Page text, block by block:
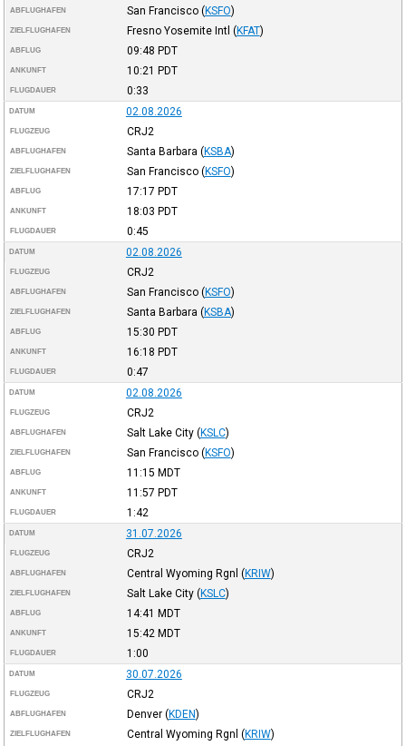
ABFLUGHAFEN San Francisco (KSFO)
ZIELFLUGHAFEN Fresno Yosemite Intl (KFAT)
ABFLUG 09:48 PDT
ANKUNFT 10:21 PDT
FLUGDAUER 0:33
DATUM 02.08.2026
FLUGZEUG CRJ2
ABFLUGHAFEN Santa Barbara (KSBA)
ZIELFLUGHAFEN San Francisco (KSFO)
ABFLUG 17:17 PDT
ANKUNFT 18:03 PDT
FLUGDAUER 0:45
DATUM 02.08.2026
FLUGZEUG CRJ2
ABFLUGHAFEN San Francisco (KSFO)
ZIELFLUGHAFEN Santa Barbara (KSBA)
ABFLUG 15:30 PDT
ANKUNFT 16:18 PDT
FLUGDAUER 0:47
DATUM 02.08.2026
FLUGZEUG CRJ2
ABFLUGHAFEN Salt Lake City (KSLC)
ZIELFLUGHAFEN San Francisco (KSFO)
ABFLUG 11:15 MDT
ANKUNFT 11:57 PDT
FLUGDAUER 1:42
DATUM 31.07.2026
FLUGZEUG CRJ2
ABFLUGHAFEN Central Wyoming Rgnl (KRIW)
ZIELFLUGHAFEN Salt Lake City (KSLC)
ABFLUG 14:41 MDT
ANKUNFT 15:42 MDT
FLUGDAUER 1:00
DATUM 30.07.2026
FLUGZEUG CRJ2
ABFLUGHAFEN Denver (KDEN)
ZIELFLUGHAFEN Central Wyoming Rgnl (KRIW)